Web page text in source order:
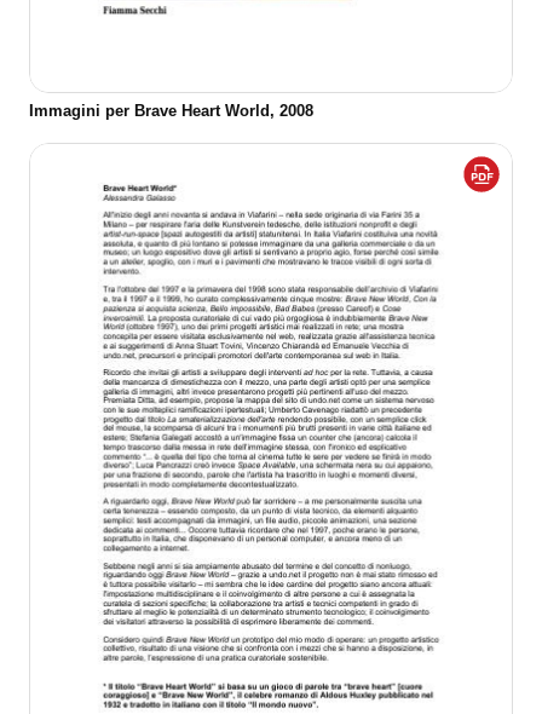
Immagini per Brave Heart World, 2008